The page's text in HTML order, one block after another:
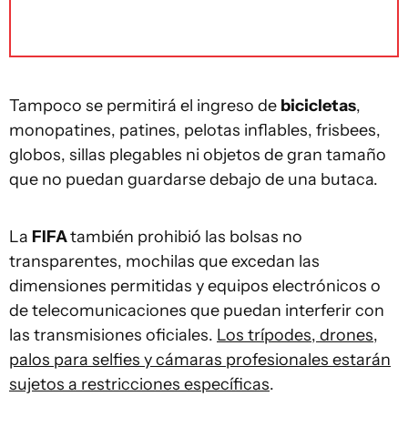
Tampoco se permitirá el ingreso de bicicletas,
monopatines, patines, pelotas inflables, frisbees,
globos, sillas plegables ni objetos de gran tamaño
que no puedan guardarse debajo de una butaca.
La FIFAtambién prohibió las bolsas no
transparentes, mochilas que excedan las
dimensiones permitidas y equipos electrónicos o
de telecomunicaciones que puedan interferir con
las transmisiones oficiales. Los trípodes, drones,
palos para selfies y cámaras profesionales estarán
sujetos a restricciones específicas.